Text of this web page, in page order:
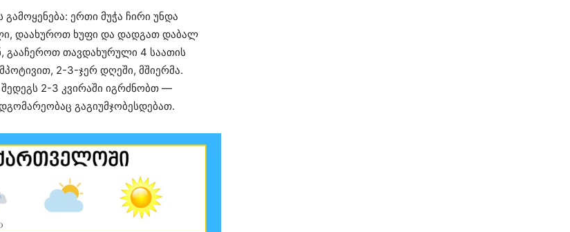
ერთი მუჭა ჩირი უნდა
დაახუროთ ხუფი და დადგათ დაბალ
გააჩეროთ თავდახურული 4 საათის
2-3-ჯერ დღეში, მშიერმა.
2-3 კვირაში იგრძნობთ —
გაგიუმჯობესდებათ.